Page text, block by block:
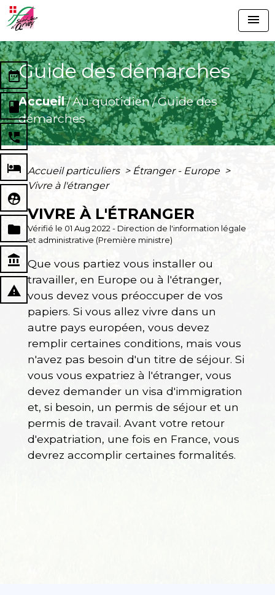
menu
Guide des démarches
Accueil/Au quotidien/Guide des
démarches
date_range
book
perm_phone_msg
local_hotel
supervised_user_circle
folder
account_balance
report_problem
Accueil particuliers > Étranger - Europe >
Vivre à l'étranger
VIVRE À L'ÉTRANGER
Vérifié le 01 Aug 2022 - Direction de l'information légale
et administrative (Première ministre)
Que vous partiez vous installer ou
travailler, en Europe ou à l'étranger,
vous devez vous préoccuper de vos
papiers. Si vous allez vivre dans un
autre pays européen, vous devez
remplir certaines conditions, mais vous
n'avez pas besoin d'un titre de séjour. Si
vous vous expatriez à l'étranger, vous
devez demander un visa d'immigration
et, si besoin, un permis de séjour et un
permis de travail. Avant votre retour
d'expatriation, une fois en France, vous
devrez accomplir certaines formalités.